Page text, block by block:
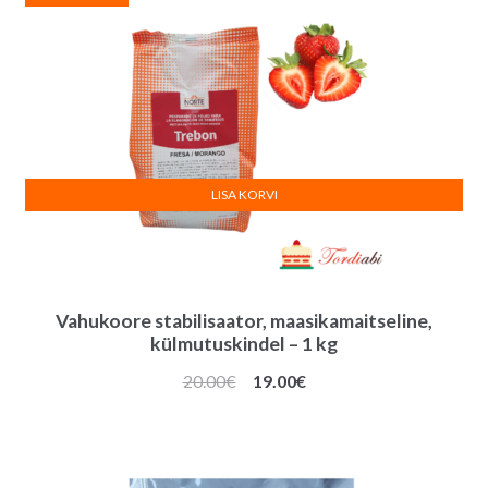
Vahukoore stabilisaator, maasikamaitseline,
külmutuskindel – 1 kg
20.00€
Algne
19.00€Praegune
LISA KORVI